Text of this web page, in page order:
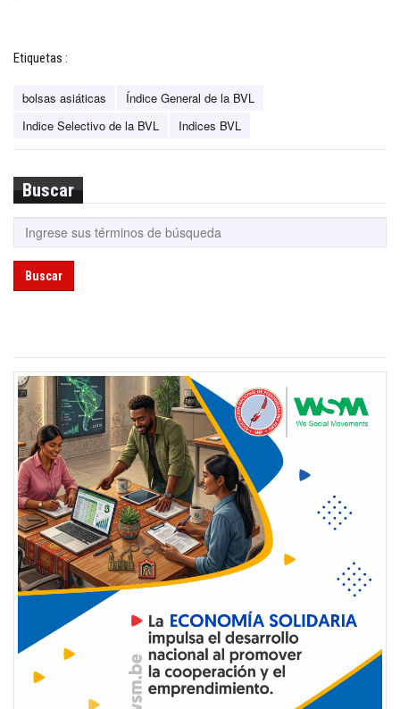
Etiquetas :
bolsas asiáticas
Índice General de la BVL
Indice Selectivo de la BVL
Indices BVL
Buscar
Buscar